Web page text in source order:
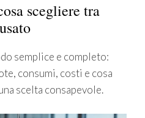
scegliere tra
semplice e completo:
consumi, costi e cosa
scelta consapevole.